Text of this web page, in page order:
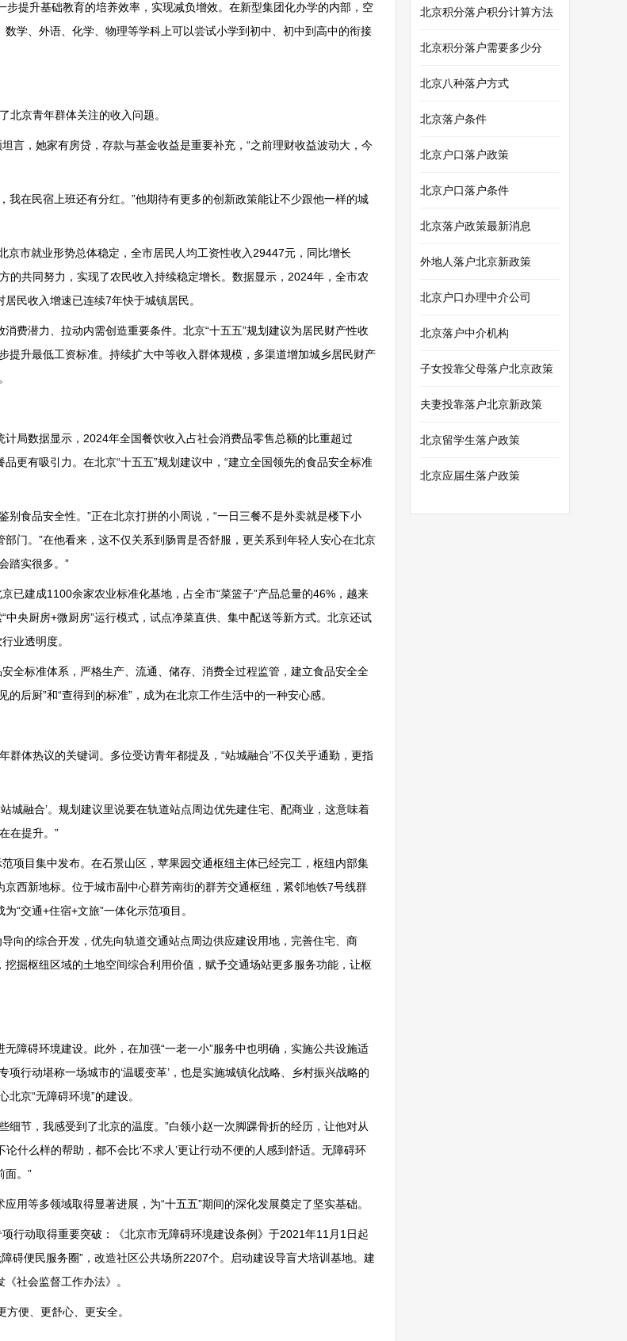
步提升基础教育的培养效率，实现减负增效。在新型集团化办学的内部，空
学、外语、化学、物理等学科上可以尝试小学到初中、初中到高中的衔接
北京青年群体关注的收入问题。
言，她家有房贷，存款与基金收益是重要补充，“之前理财收益波动大，今
在民宿上班还有分红。”他期待有更多的创新政策能让不少跟他一样的城
市就业形势总体稳定，全市居民人均工资性收入29447元，同比增长
的共同努力，实现了农民收入持续稳定增长。数据显示，2024年，全市农
民收入增速已连续7年快于城镇居民。
费潜力、拉动内需创造重要条件。北京“十五五”规划建议为居民财产性收
提升最低工资标准。持续扩大中等收入群体规模，多渠道增加城乡居民财产
局数据显示，2024年全国餐饮收入占社会消费品零售总额的比重超过
更有吸引力。在北京“十五五”规划建议中，“建立全国领先的食品安全标准
食品安全性。”正在北京打拼的小周说，“一日三餐不是外卖就是楼下小
门。”在他看来，这不仅关系到肠胃是否舒服，更关系到年轻人安心在北京
踏实很多。”
已建成1100余家农业标准化基地，占全市“菜篮子”产品总量的46%，越来
央厨房+微厨房”运行模式，试点净菜直供、集中配送等新方式。北京还试
业透明度。
全标准体系，严格生产、流通、储存、消费全过程监管，建立食品安全全
后厨”和“查得到的标准”，成为在北京工作生活中的一种安心感。
群体热议的关键词。多位受访青年都提及，“站城融合”不仅关乎通勤，更指
城融合’。规划建议里说要在轨道站点周边优先建住宅、配商业，这意味着
在提升。”
项目集中发布。在石景山区，苹果园交通枢纽主体已经完工，枢纽内部集
西新地标。位于城市副中心群芳南街的群芳交通枢纽，紧邻地铁7号线群
“交通+住宿+文旅”一体化示范项目。
向的综合开发，优先向轨道交通站点周边供应建设用地，完善住宅、商
掘枢纽区域的土地空间综合利用价值，赋予交通场站更多服务功能，让枢
障碍环境建设。此外，在加强“一老一小”服务中也明确，实施公共设施适
行动堪称一场城市的‘温暖变革’，也是实施城镇化战略、乡村振兴战略的
京“无障碍环境”的建设。
节，我感受到了北京的温度。”白领小赵一次脚踝骨折的经历，让他对从
什么样的帮助，都不会比‘不求人’更让行动不便的人感到舒适。无障碍环
面。”
用等多领域取得显著进展，为“十五五”期间的深化发展奠定了坚实基础。
行动取得重要突破：《北京市无障碍环境建设条例》于2021年11月1日起
碍便民服务圈”，改造社区公共场所2207个。启动建设导盲犬培训基地。建
社会监督工作办法》。
便、更舒心、更安全。
北京积分落户积分计算方法
北京积分落户需要多少分
北京八种落户方式
北京落户条件
北京户口落户政策
北京户口落户条件
北京落户政策最新消息
外地人落户北京新政策
北京户口办理中介公司
北京落户中介机构
子女投靠父母落户北京政策
夫妻投靠落户北京新政策
北京留学生落户政策
北京应届生落户政策